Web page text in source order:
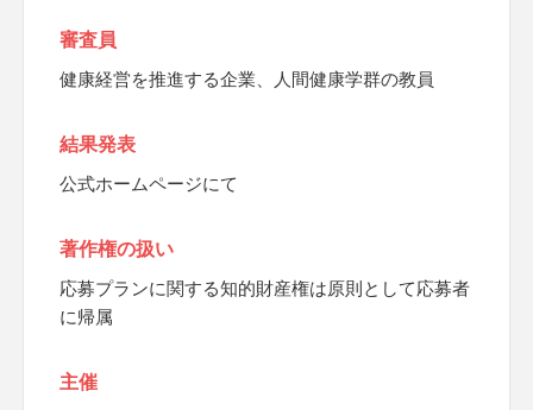
審査員
健康経営を推進する企業、人間健康学群の教員
結果発表
公式ホームページにて
著作権の扱い
応募プランに関する知的財産権は原則として応募者
に帰属
主催